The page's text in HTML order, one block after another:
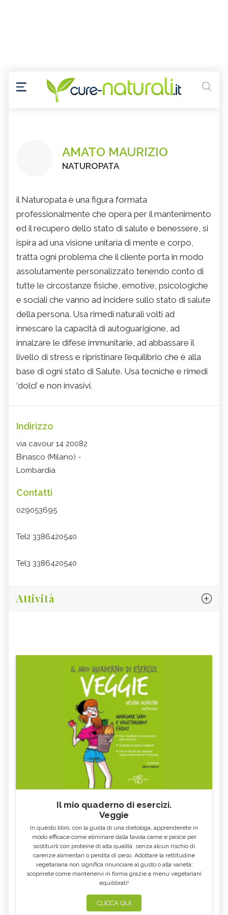
AMATO MAURIZIO
NATUROPATA
il Naturopata è una figura formata
professionalmente che opera per il mantenimento
ed il recupero dello stato di salute e benessere, si
ispira ad una visione unitaria di mente e corpo,
tratta ogni problema che il cliente porta in modo
assolutamente personalizzato tenendo conto di
tutte le circostanze fisiche, emotive, psicologiche
e sociali che vanno ad incidere sullo stato di salute
della persona. Usa rimedi naturali volti ad
innescare la capacità di autoguarigione, ad
innalzare le difese immunitarie, ad abbassare il
livello di stress e ripristinare l’equilibrio che è alla
base di ogni stato di Salute. Usa tecniche e rimedi
‘dolci’ e non invasivi.
Indirizzo
via cavour 14 20082
Binasco (Milano) -
Lombardia
Contatti
029053695
Tel2 3386420540
Tel3 3386420540
Attività
Il mio quaderno di esercizi.
Veggie
In questo libro, con la guida di una dietologa, apprenderete in
modo efficace come eliminare dalla tavola carne e pesce per
sostituirli con proteine di alta qualità, senza alcun rischio di
carenze alimentari o perdita di peso. Adottare la rettitudine
vegetariana non significa rinunciare al gusto o alla varietà:
scoprirete come mantenervi in forma grazie a menu vegetariani
equilibrati!
CLICCA QUI